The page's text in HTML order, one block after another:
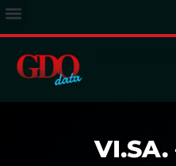
VI.SA.